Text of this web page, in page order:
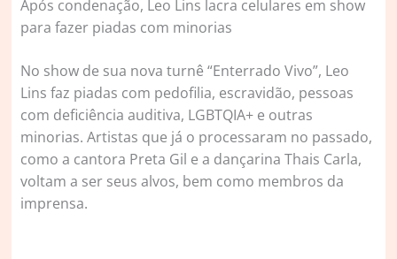
Após condenação, Leo Lins lacra celulares em show
para fazer piadas com minorias
No show de sua nova turnê “Enterrado Vivo”, Leo
Lins faz piadas com pedofilia, escravidão, pessoas
com deficiência auditiva, LGBTQIA+ e outras
minorias. Artistas que já o processaram no passado,
como a cantora Preta Gil e a dançarina Thais Carla,
voltam a ser seus alvos, bem como membros da
imprensa.